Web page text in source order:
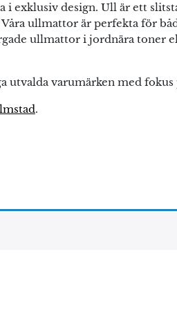
i exklusiv design. Ull är ett
ullmattor är perfekta för
ullmattor i jordnära toner
varumärken med fokus
.